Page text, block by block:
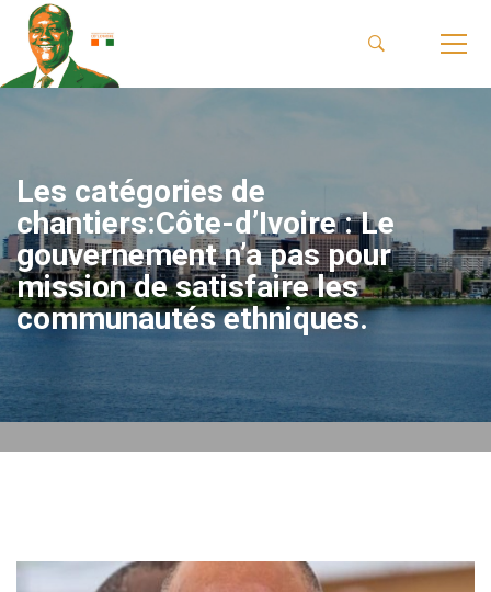
Les catégories de
chantiers:Côte-d’Ivoire : Le
gouvernement n’a pas pour
mission de satisfaire les
communautés ethniques.